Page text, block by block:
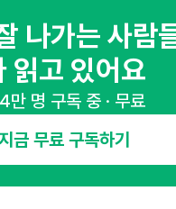
드릴게요!
키는 뉴스레터
나가는 사람
읽고 있어요
만 명 구독 중 · 무료
금 무료 구독하기